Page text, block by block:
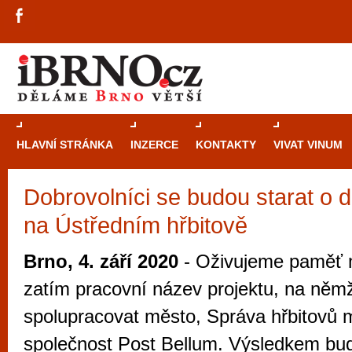
HLAVNÍ STRÁNKA INZERCE KONTAKTY VIVAT VINUM
Dobrovolníci se budou starat o
na Ústředním hřbitově
Brno, 4. září 2020 - Oživujeme paměť
zatím pracovní název projektu, na
spolupracovat město, Správa hřbitovů
společnost Post Bellum. Výsledkem
Průvodce
Brně: Od
Brno je
zajímavé
restaurace,
Mimo jiné je ale také místem, kde si